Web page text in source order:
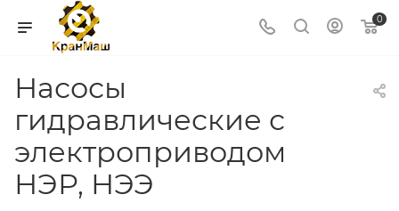
0
Насосы
гидравлические с
электроприводом
НЭР, НЭЭ